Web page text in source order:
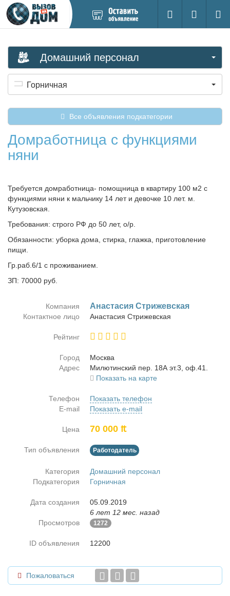
новое
Поиск
Вход на
Домашний персонал
Горничная
Все объявления подкатегории
Домработница с функциями
няни
Требуется домработница- помощница в квартиру 100 м2 с
функциями няни к мальчику 14 лет и девочке 10 лет. м.
Кутузовская.
Требования: строго РФ до 50 лет, о/р.
Обязанности: уборка дома, стирка, глажка, приготовление
пищи.
Гр.раб.6/1 с проживанием.
ЗП: 70000 руб.
Компания Ана­ста­сия Стри­жев­ская
Контактное лицо Ана­ста­сия Стри­жев­ская
Рейтинг
Город
Москва
Адрес
Ми­лю­тин­ский пер. 18А эт.3, оф.41.
Показать на карте
Телефон
Показать телефон
E-mail
Показать e-mail
Цена 70 000 ₶
Тип объявления Работодатель
Категория
Домашний персонал
Подкатегория
Горничная
Дата создания
05.09.2019
6 лет 12 мес. назад
Просмотров
1272
ID объявления 12200
Пожаловаться